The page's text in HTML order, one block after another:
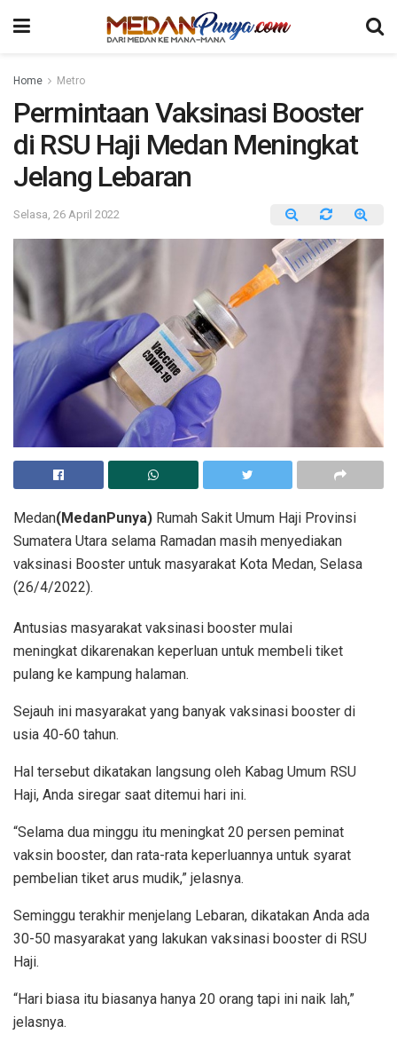
Home Metro
Permintaan Vaksinasi Booster
di RSU Haji Medan Meningkat
Jelang Lebaran
Selasa, 26 April 2022
Medan(MedanPunya) Rumah Sakit Umum Haji Provinsi
Sumatera Utara selama Ramadan masih menyediakan
vaksinasi Booster untuk masyarakat Kota Medan, Selasa
(26/4/2022).
Antusias masyarakat vaksinasi booster mulai
meningkat dikarenakan keperluan untuk membeli tiket
pulang ke kampung halaman.
Sejauh ini masyarakat yang banyak vaksinasi booster di
usia 40-60 tahun.
Hal tersebut dikatakan langsung oleh Kabag Umum RSU
Haji, Anda siregar saat ditemui hari ini.
“Selama dua minggu itu meningkat 20 persen peminat
vaksin booster, dan rata-rata keperluannya untuk syarat
pembelian tiket arus mudik,” jelasnya.
Seminggu terakhir menjelang Lebaran, dikatakan Anda ada
30-50 masyarakat yang lakukan vaksinasi booster di RSU
Haji.
“Hari biasa itu biasanya hanya 20 orang tapi ini naik lah,”
jelasnya.